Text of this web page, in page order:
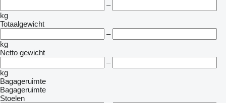
–
kg
Totaalgewicht
–
kg
Netto gewicht
–
kg
Bagageruimte
Bagageruimte
Stoelen